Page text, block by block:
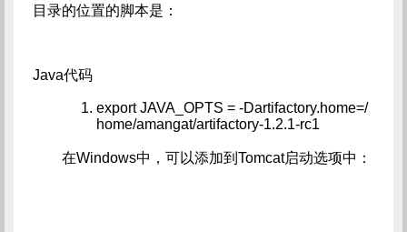
目录的位置的脚本是：
Java代码
export JAVA_OPTS = -Dartifactory.home=/
home/amangat/artifactory-1.2.1-rc1
在Windows中，可以添加到Tomcat启动选项中：